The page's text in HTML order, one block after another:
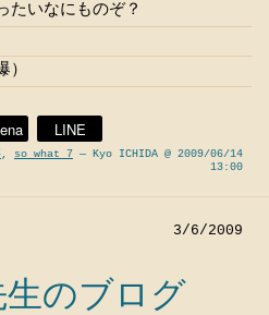
たいなにものぞ？
LINE
, so what 7 — Kyo ICHIDA @ 2009/06/14
13:00
3/6/2009
のブログ